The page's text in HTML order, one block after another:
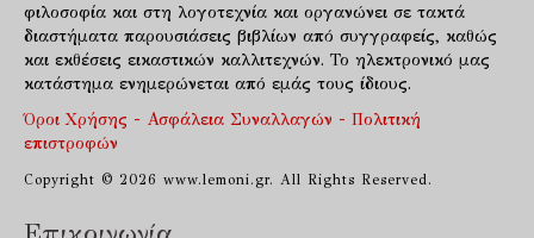
φιλοσοφία και στη λογοτεχνία και οργανώνει σε τακτά
διαστήματα παρουσιάσεις βιβλίων από συγγραφείς, καθώς
και εκθέσεις εικαστικών καλλιτεχνών. Το ηλεκτρονικό μας
κατάστημα ενημερώνεται από εμάς τους ίδιους.
Όροι Χρήσης - Ασφάλεια Συναλλαγών - Πολιτική
επιστροφών
Copyright © 2026 www.lemoni.gr. All Rights Reserved.